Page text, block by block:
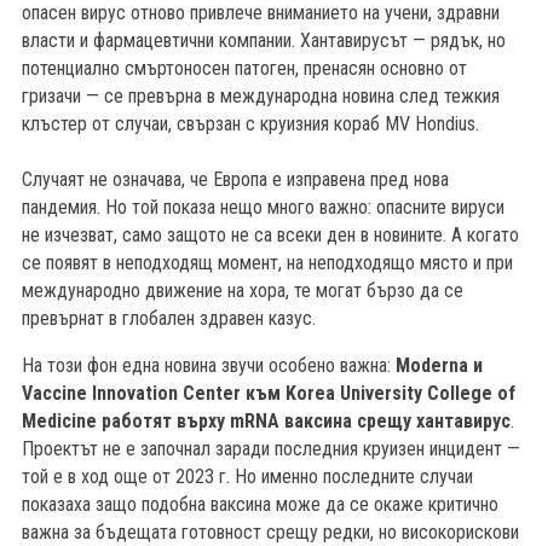
опасен вирус отново привлече вниманието на учени, здравни
власти и фармацевтични компании. Хантавирусът — рядък, но
потенциално смъртоносен патоген, пренасян основно от
гризачи — се превърна в международна новина след тежкия
клъстер от случаи, свързан с круизния кораб MV Hondius.
Случаят не означава, че Европа е изправена пред нова
пандемия. Но той показа нещо много важно: опасните вируси
не изчезват, само защото не са всеки ден в новините. А когато
се появят в неподходящ момент, на неподходящо място и при
международно движение на хора, те могат бързо да се
превърнат в глобален здравен казус.
На този фон една новина звучи особено важна: Moderna и
Vaccine Innovation Center към Korea University College of
Medicine работят върху mRNA ваксина срещу хантавирус.
Проектът не е започнал заради последния круизен инцидент —
той е в ход още от 2023 г. Но именно последните случаи
показаха защо подобна ваксина може да се окаже критично
важна за бъдещата готовност срещу редки, но високорискови